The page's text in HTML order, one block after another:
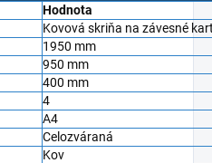
Hodnota
Kovová skriňa na závesné
1950 mm
950 mm
400 mm
4
A4
Celozváraná
Kov